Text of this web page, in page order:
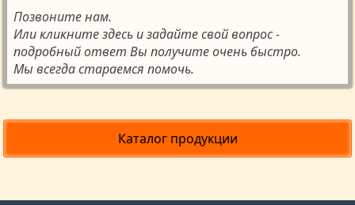
Позвоните нам.
Или кликните здесь и задайте свой вопрос -
подробный ответ Вы получите очень быстро.
Мы всегда стараемся помочь.
Каталог продукции